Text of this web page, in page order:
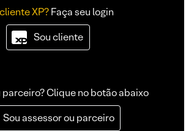
XP?Faça seu login
Sou cliente
parceiro? Clique no botão abaixo
Sou assessor ou parceiro